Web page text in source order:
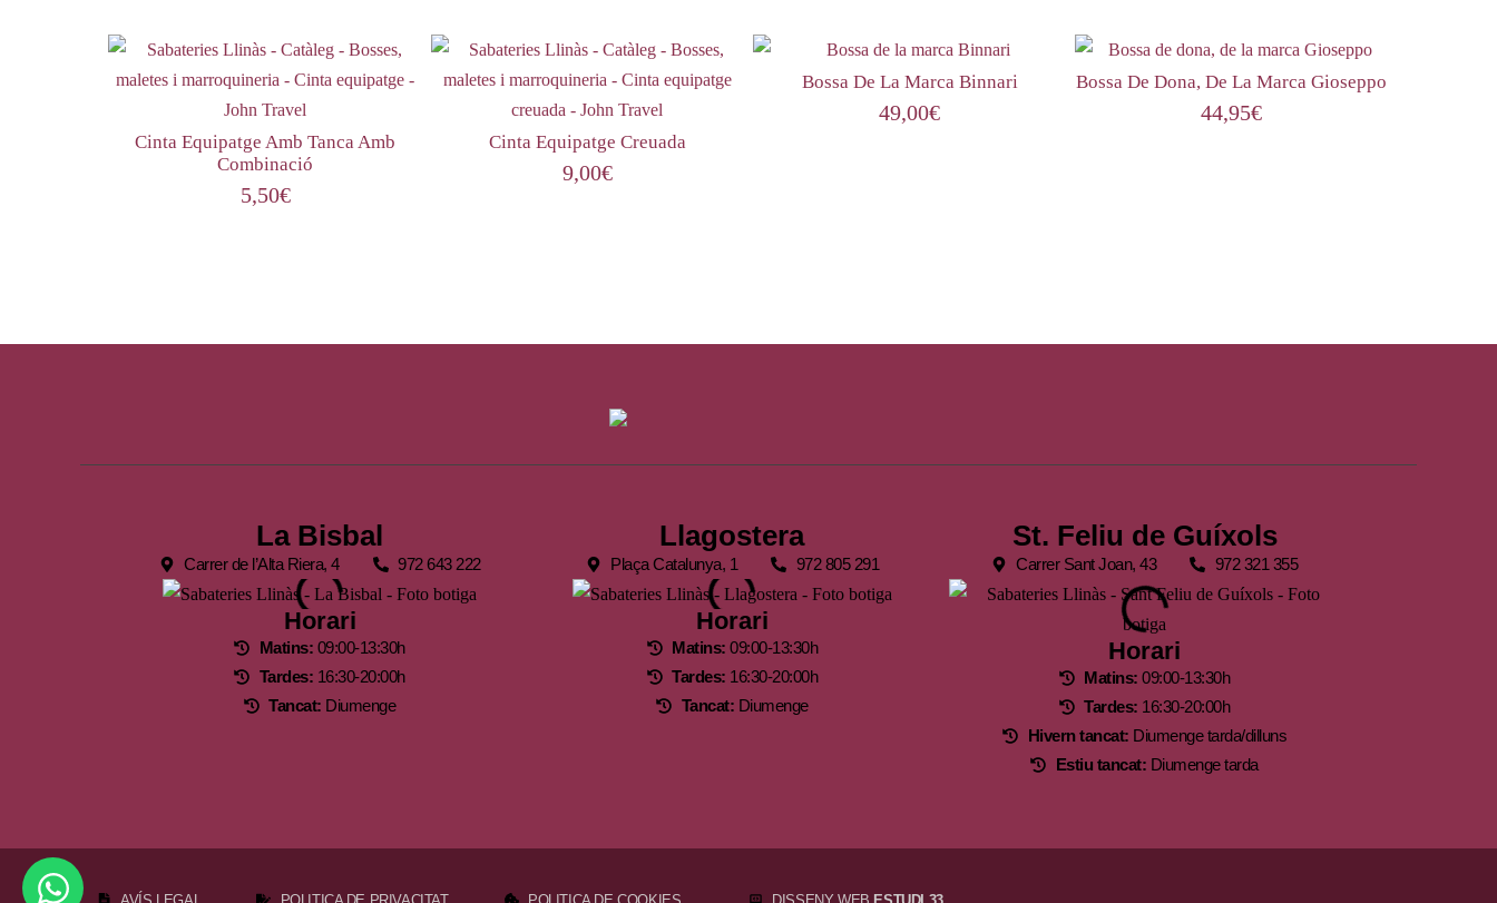
Cinta Equipatge Amb Tanca Amb
Combinació
5,50€
Cinta Equipatge Creuada
9,00€
Bossa De La Marca Binnari
49,00€
Bossa De Dona, De La Marca Gioseppo
44,95€
La Bisbal
Carrer de l’Alta Riera, 4 972 643 222
Horari
Matins: 09:00-13:30h
Tardes: 16:30-20:00h
Tancat: Diumenge
Llagostera
Plaça Catalunya, 1 972 805 291
Horari
Matins: 09:00-13:30h
Tardes: 16:30-20:00h
Tancat: Diumenge
St. Feliu de Guíxols
Carrer Sant Joan, 43 972 321 355
Horari
Matins: 09:00-13:30h
Tardes: 16:30-20:00h
Hivern tancat: Diumenge tarda/dilluns
Estiu tancat: Diumenge tarda